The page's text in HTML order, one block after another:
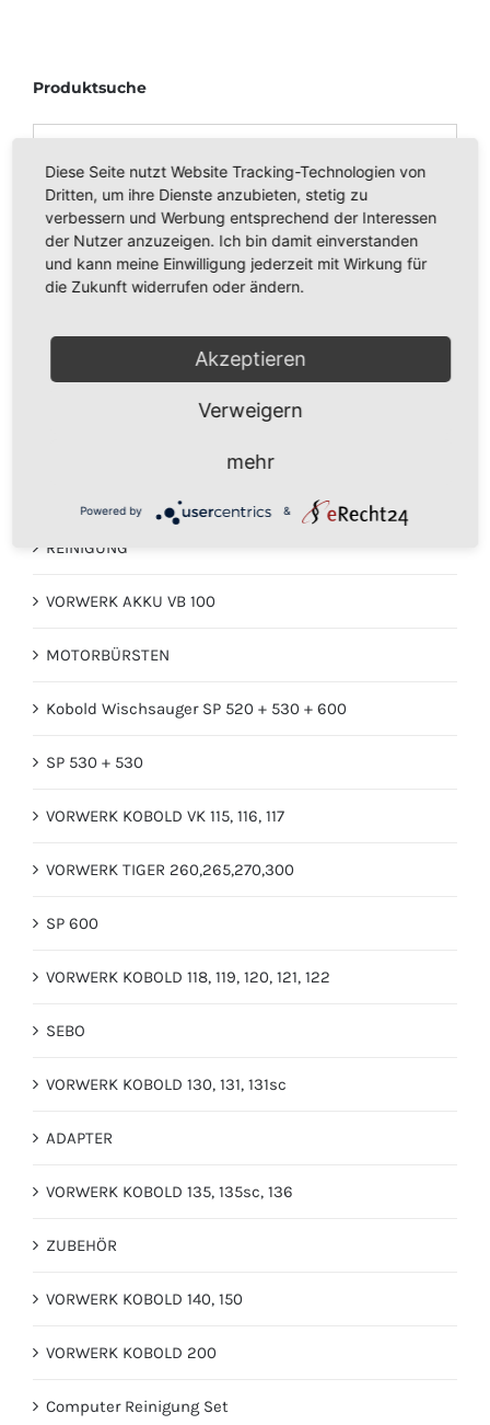
Produktsuche
Kategorien
Hucka Reinigung
VORWERK KOBOLD 240
Ha-RA PRODUKTE
REINIGUNG
VORWERK AKKU VB 100
MOTORBÜRSTEN
Kobold Wischsauger SP 520 + 530 + 600
SP 530 + 530
VORWERK KOBOLD VK 115, 116, 117
VORWERK TIGER 260,265,270,300
SP 600
VORWERK KOBOLD 118, 119, 120, 121, 122
SEBO
VORWERK KOBOLD 130, 131, 131sc
ADAPTER
VORWERK KOBOLD 135, 135sc, 136
ZUBEHÖR
VORWERK KOBOLD 140, 150
VORWERK KOBOLD 200
Computer Reinigung Set
Diese Seite nutzt Website Tracking-Technologien von
Dritten, um ihre Dienste anzubieten, stetig zu
verbessern und Werbung entsprechend der Interessen
der Nutzer anzuzeigen. Ich bin damit einverstanden
und kann meine Einwilligung jederzeit mit Wirkung für
die Zukunft widerrufen oder ändern.
Akzeptieren
Verweigern
mehr
Powered by &